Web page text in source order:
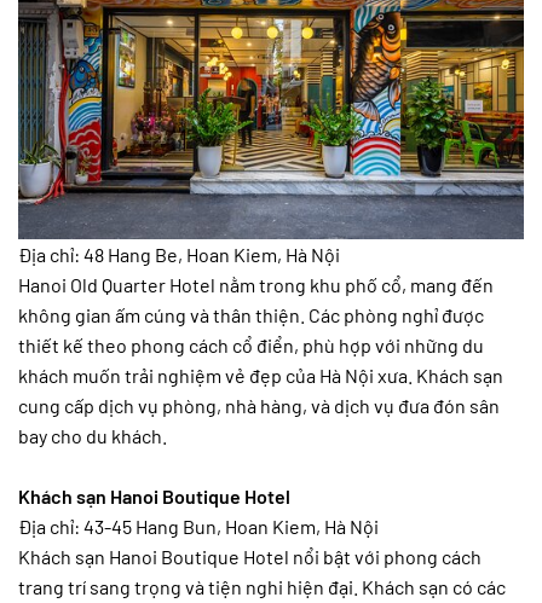
Địa chỉ: 48 Hang Be, Hoan Kiem, Hà Nội
Hanoi Old Quarter Hotel nằm trong khu phố cổ, mang đến
không gian ấm cúng và thân thiện. Các phòng nghỉ được
thiết kế theo phong cách cổ điển, phù hợp với những du
khách muốn trải nghiệm vẻ đẹp của Hà Nội xưa. Khách sạn
cung cấp dịch vụ phòng, nhà hàng, và dịch vụ đưa đón sân
bay cho du khách.
Khách sạn Hanoi Boutique Hotel
Địa chỉ: 43-45 Hang Bun, Hoan Kiem, Hà Nội
Khách sạn Hanoi Boutique Hotel nổi bật với phong cách
trang trí sang trọng và tiện nghi hiện đại. Khách sạn có các